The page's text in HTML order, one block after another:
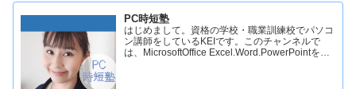
PC時短塾
はじめまして。資格の学校・職業訓練校でパソコ
ン講師をしているKEIです。このチャンネルで
は、MicrosoftOffice Excel.Word.PowerPointを中